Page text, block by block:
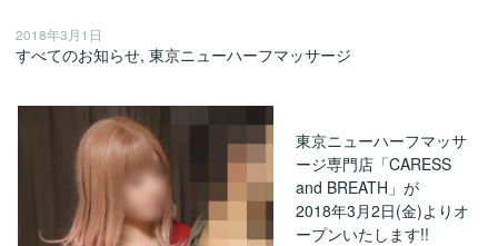
2018年3月1日
すべてのお知らせ, 東京ニューハーフマッサージ
東京ニューハーフマッサ
ージ専門店「CARESS
and BREATH」が
2018年3月2日(金)よりオ
ープンいたします!!